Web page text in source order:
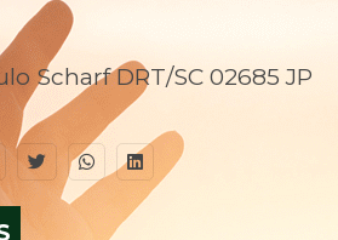
Scharf DRT/SC 02685 JP